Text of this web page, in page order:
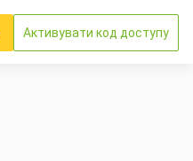
Активувати код доступу